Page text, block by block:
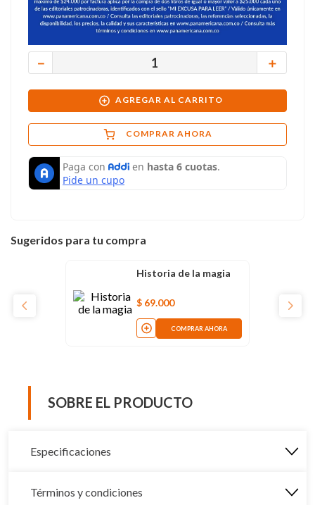
＋
－
AGREGAR AL CARRITO
COMPRAR AHORA
Sugeridos para tu compra
Historia de la magia
$ 69.000
COMPRAR AHORA
SOBRE EL PRODUCTO
Especificaciones
Términos y condiciones